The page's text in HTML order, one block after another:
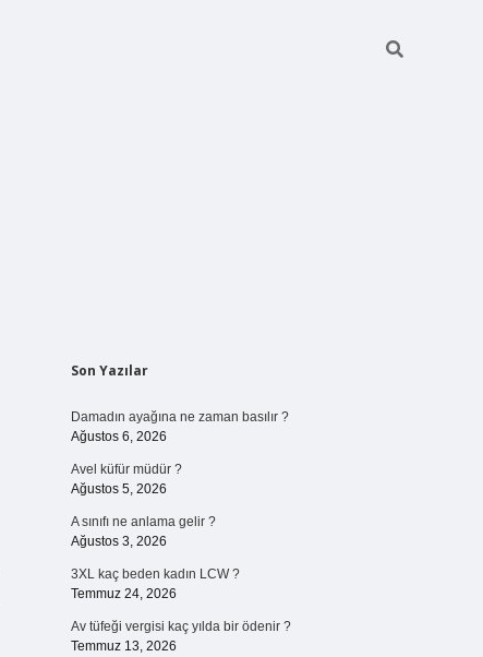
Sidebar
Son Yazılar
Damadın ayağına ne zaman basılır ?
Ağustos 6, 2026
Avel küfür müdür ?
Ağustos 5, 2026
A sınıfı ne anlama gelir ?
Ağustos 3, 2026
3XL kaç beden kadın LCW ?
Temmuz 24, 2026
Av tüfeği vergisi kaç yılda bir ödenir ?
Temmuz 13, 2026